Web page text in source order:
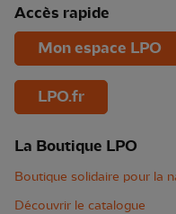
Accès rapide
Mon espace LPO
LPO.fr
La Boutique LPO
Boutique solidaire pour la
Découvrir le catalogue